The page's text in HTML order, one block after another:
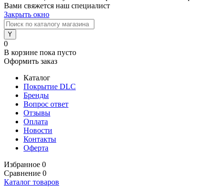
Вами свяжется наш специалист
Закрыть окно
0
В корзине пока пусто
Оформить заказ
Каталог
Покрытие DLC
Бренды
Вопрос ответ
Отзывы
Оплата
Новости
Контакты
Оферта
Избранное 0
Сравнение 0
Каталог товаров